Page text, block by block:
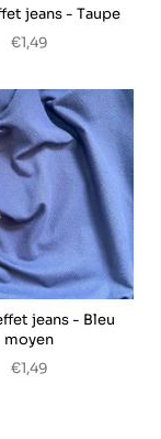
jeans - Taupe
€1,49
jeans - Bleu
moyen
€1,49